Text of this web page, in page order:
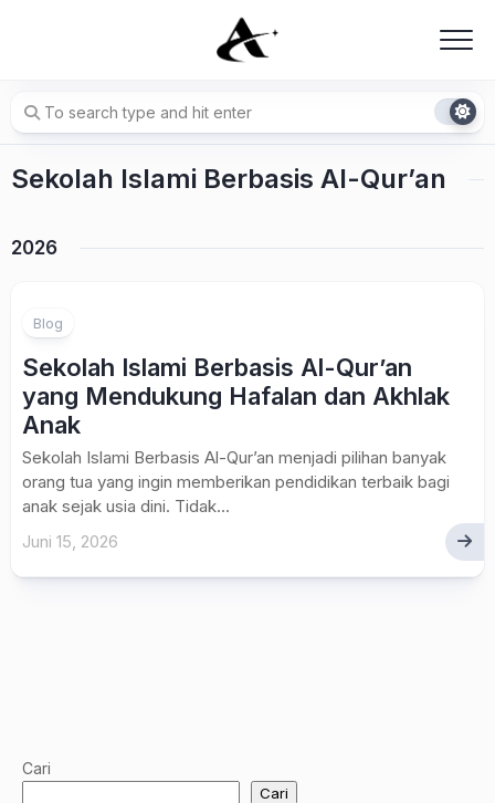
Sekolah Islami Berbasis Al-Qur’an
2026
Blog
Sekolah Islami Berbasis Al-Qur’an
yang Mendukung Hafalan dan Akhlak
Anak
Sekolah Islami Berbasis Al-Qur’an menjadi pilihan banyak
orang tua yang ingin memberikan pendidikan terbaik bagi
anak sejak usia dini. Tidak...
Juni 15, 2026
Cari
Cari